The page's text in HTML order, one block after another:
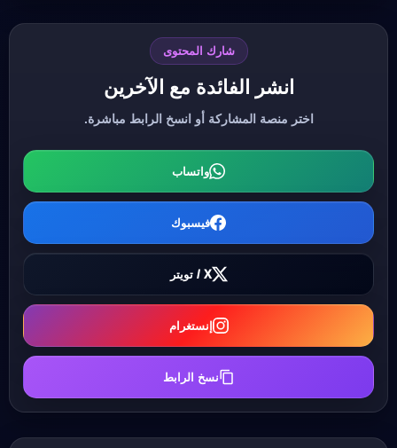
شارك المحتوى
انشر الفائدة مع الآخرين
اختر منصة المشاركة أو انسخ الرابط مباشرة.
واتساب
فيسبوك
X / تويتر
إنستغرام
نسخ الرابط